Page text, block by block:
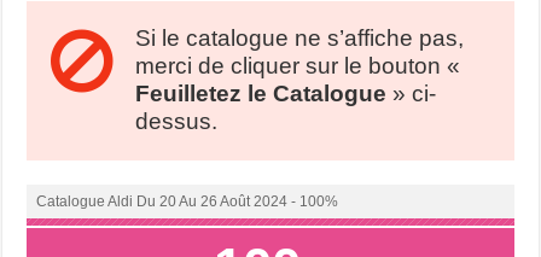
Si le catalogue ne s’affiche pas,
merci de cliquer sur le bouton «
Feuilletez le Catalogue » ci-
dessus.
Catalogue Aldi Du 20 Au 26 Août 2024 - 100%